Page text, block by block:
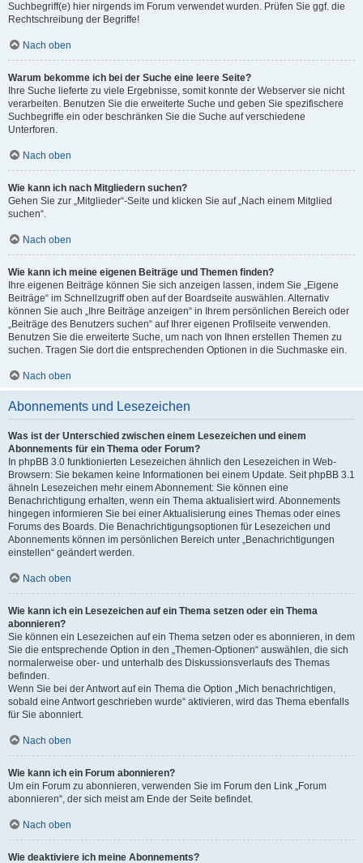
Suchbegriff(e) hier nirgends im Forum verwendet wurden. Prüfen Sie ggf. die
Rechtschreibung der Begriffe!
Nach oben
Warum bekomme ich bei der Suche eine leere Seite?
Ihre Suche lieferte zu viele Ergebnisse, somit konnte der Webserver sie nicht
verarbeiten. Benutzen Sie die erweiterte Suche und geben Sie spezifischere
Suchbegriffe ein oder beschränken Sie die Suche auf verschiedene
Unterforen.
Nach oben
Wie kann ich nach Mitgliedern suchen?
Gehen Sie zur „Mitglieder“-Seite und klicken Sie auf „Nach einem Mitglied
suchen“.
Nach oben
Wie kann ich meine eigenen Beiträge und Themen finden?
Ihre eigenen Beiträge können Sie sich anzeigen lassen, indem Sie „Eigene
Beiträge“ im Schnellzugriff oben auf der Boardseite auswählen. Alternativ
können Sie auch „Ihre Beiträge anzeigen“ in Ihrem persönlichen Bereich oder
„Beiträge des Benutzers suchen“ auf Ihrer eigenen Profilseite verwenden.
Benutzen Sie die erweiterte Suche, um nach von Ihnen erstellen Themen zu
suchen. Tragen Sie dort die entsprechenden Optionen in die Suchmaske ein.
Nach oben
Abonnements und Lesezeichen
Was ist der Unterschied zwischen einem Lesezeichen und einem
Abonnements für ein Thema oder Forum?
In phpBB 3.0 funktionierten Lesezeichen ähnlich den Lesezeichen in Web-
Browsern: Sie bekamen keine Informationen bei einem Update. Seit phpBB 3.1
ähneln Lesezeichen mehr einem Abonnement: Sie können eine
Benachrichtigung erhalten, wenn ein Thema aktualisiert wird. Abonnements
hingegen informieren Sie bei einer Aktualisierung eines Themas oder eines
Forums des Boards. Die Benachrichtigungsoptionen für Lesezeichen und
Abonnements können im persönlichen Bereich unter „Benachrichtigungen
einstellen“ geändert werden.
Nach oben
Wie kann ich ein Lesezeichen auf ein Thema setzen oder ein Thema
abonnieren?
Sie können ein Lesezeichen auf ein Thema setzen oder es abonnieren, in dem
Sie die entsprechende Option in den „Themen-Optionen“ auswählen, die sich
normalerweise ober- und unterhalb des Diskussionsverlaufs des Themas
befinden.
Wenn Sie bei der Antwort auf ein Thema die Option „Mich benachrichtigen,
sobald eine Antwort geschrieben wurde“ aktivieren, wird das Thema ebenfalls
für Sie abonniert.
Nach oben
Wie kann ich ein Forum abonnieren?
Um ein Forum zu abonnieren, verwenden Sie im Forum den Link „Forum
abonnieren“, der sich meist am Ende der Seite befindet.
Nach oben
Wie deaktiviere ich meine Abonnements?